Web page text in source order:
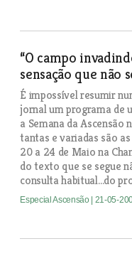
“O campo
sensação que não
É impossível resumir
jornal um programa de
a Semana da Ascensão
tantas e variadas são
20 a 24 de Maio na
do texto que se segue
consulta habitual…do
Especial Ascensão | 21-05-